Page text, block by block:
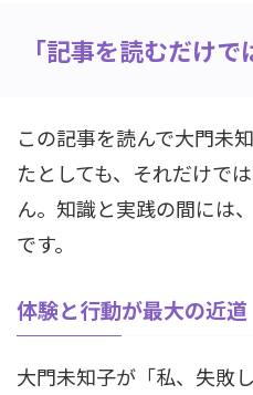
「記事を読むだけ
この記事を読んで大門未
たとしても、それだけで
ん。知識と実践の間には
です。
体験と行動が最大の近道
大門未知子が「私、失敗